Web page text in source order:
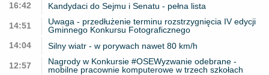
16:42
Kandydaci do Sejmu i Senatu - pełna lista
14:51
Uwaga - przedłużenie terminu rozstrzygnięcia IV edycji
Gminnego Konkursu Fotograficznego
14:04
Silny wiatr - w porywach nawet 80 km/h
12:57
Nagrody w Konkursie #OSEWyzwanie odebrane -
mobilne pracownie komputerowe w trzech szkołach